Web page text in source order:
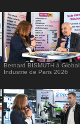
Bernard BISMUTH à Global
Industrie de Paris 2026